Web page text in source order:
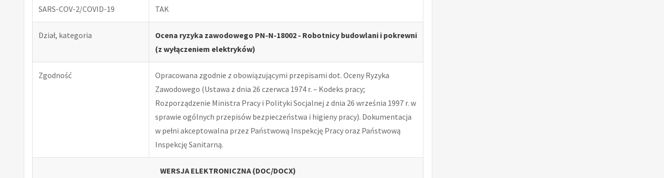
SARS-COV-2/COVID-19 TAK
Dział, kategoria
Ocena ryzyka zawodowego PN-N-18002 - Robotnicy budowlani i pokrewni
(z wyłączeniem elektryków)
Zgodność
Opracowana zgodnie z obowiązującymi przepisami dot. Oceny Ryzyka
Zawodowego (Ustawa z dnia 26 czerwca 1974 r. – Kodeks pracy;
Rozporządzenie Ministra Pracy i Polityki Socjalnej z dnia 26 września 1997 r. w
sprawie ogólnych przepisów bezpieczeństwa i higieny pracy). Dokumentacja
w pełni akceptowalna przez Państwową Inspekcję Pracy oraz Państwową
Inspekcję Sanitarną.
WERSJA ELEKTRONICZNA (DOC/DOCX)